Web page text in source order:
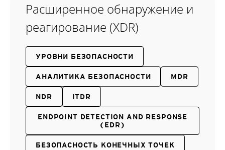
Расширенное обнаружение и
реагирование (XDR)
УРОВНИ БЕЗОПАСНОСТИ
АНАЛИТИКА БЕЗОПАСНОСТИ MDR
NDR ITDR
ENDPOINT DETECTION AND RESPONSE
(EDR)
БЕЗОПАСНОСТЬ КОНЕЧНЫХ ТОЧЕК